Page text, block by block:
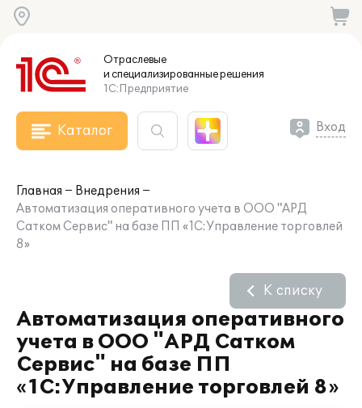
Отраслевые
и специализированныерешения
1С:Предприятие
Каталог Вход
Главная
Внедрения
Автоматизация оперативного учета в ООО "АРД
Сатком Сервис" на базе ПП «1С:Управление торговлей
8»
Автоматизация оперативного
учета в ООО "АРД Сатком
Сервис" на базе ПП
«1С:Управление торговлей 8»
К списку